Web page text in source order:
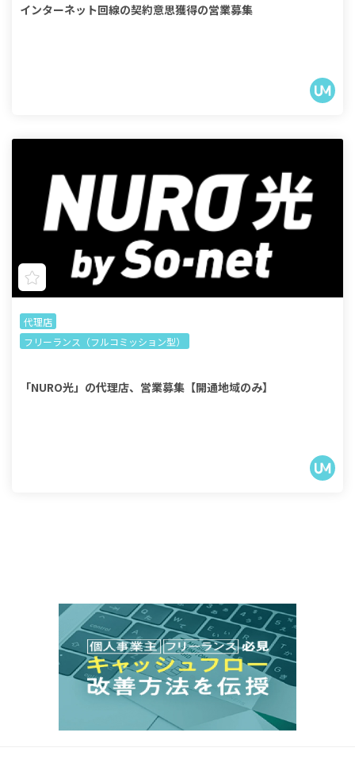
インターネット回線の契約意思獲得の営業募集
代理店
フリーランス（フルコミッション型）
「NURO光」の代理店、営業募集【開通地域のみ】